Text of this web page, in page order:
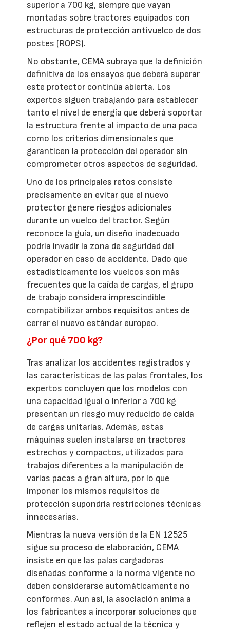
superior a 700 kg, siempre que vayan
montadas sobre tractores equipados con
estructuras de protección antivuelco de dos
postes (ROPS).
No obstante, CEMA subraya que la definición
definitiva de los ensayos que deberá superar
este protector continúa abierta. Los
expertos siguen trabajando para establecer
tanto el nivel de energía que deberá soportar
la estructura frente al impacto de una paca
como los criterios dimensionales que
garanticen la protección del operador sin
comprometer otros aspectos de seguridad.
Uno de los principales retos consiste
precisamente en evitar que el nuevo
protector genere riesgos adicionales
durante un vuelco del tractor. Según
reconoce la guía, un diseño inadecuado
podría invadir la zona de seguridad del
operador en caso de accidente. Dado que
estadísticamente los vuelcos son más
frecuentes que la caída de cargas, el grupo
de trabajo considera imprescindible
compatibilizar ambos requisitos antes de
cerrar el nuevo estándar europeo.
¿Por qué 700 kg?
Tras analizar los accidentes registrados y
las características de las palas frontales, los
expertos concluyen que los modelos con
una capacidad igual o inferior a 700 kg
presentan un riesgo muy reducido de caída
de cargas unitarias. Además, estas
máquinas suelen instalarse en tractores
estrechos y compactos, utilizados para
trabajos diferentes a la manipulación de
varias pacas a gran altura, por lo que
imponer los mismos requisitos de
protección supondría restricciones técnicas
innecesarias.
Mientras la nueva versión de la EN 12525
sigue su proceso de elaboración, CEMA
insiste en que las palas cargadoras
diseñadas conforme a la norma vigente no
deben considerarse automáticamente no
conformes. Aun así, la asociación anima a
los fabricantes a incorporar soluciones que
reflejen el estado actual de la técnica y